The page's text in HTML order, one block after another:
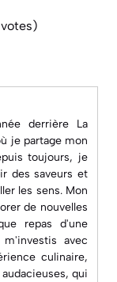
derrière La
je partage mon
toujours, je
des saveurs et
les sens. Mon
de nouvelles
repas d'une
avec
culinaire,
qui